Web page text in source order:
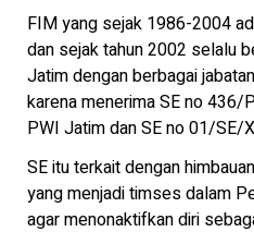
FIM yang sejak 1986-2004
dan sejak tahun 2002 selalu
Jatim dengan berbagai
karena menerima SE no
PWI Jatim dan SE no 01/
SE itu terkait dengan
yang menjadi timses dalam
agar menonaktifkan diri